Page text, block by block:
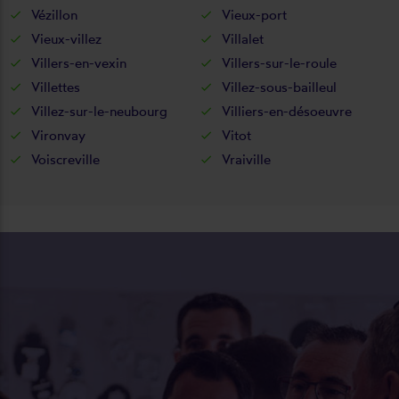
Vézillon
Vieux-port
Vieux-villez
Villalet
Villers-en-vexin
Villers-sur-le-roule
Villettes
Villez-sous-bailleul
Villez-sur-le-neubourg
Villiers-en-désoeuvre
Vironvay
Vitot
Voiscreville
Vraiville